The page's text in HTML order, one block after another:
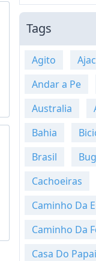
Tags
Agito
Andar a Pe
Australia
Bahia
Brasil
Cachoeiras
Caminho Da
Caminho Da
Casa Do